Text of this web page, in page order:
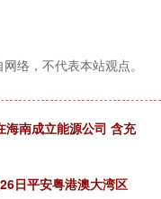
络，不代表本站观点。
海南成立能源公司 含充
日平安粤港澳大湾区